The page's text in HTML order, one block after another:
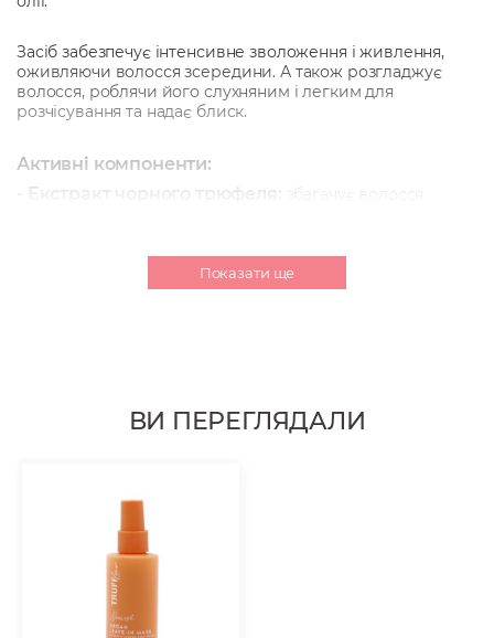
Засіб забезпечує інтенсивне зволоження і живлення,
оживляючи волосся зсередини. А також розгладжує
волосся, роблячи його слухняним і легким для
розчісування та надає блиск.
Активні компоненти:
- Екстракт чорного трюфеля:
- Арганова олія: живильна олія, яка покращує стан і
текстуру волосся.
розпиліть на вологе волосся, розчешіть та приступайте
Water/Aqua/Eau, Cyclopentasiloxane, Cetrimonium Chloride,
Показати ще
ВИ ПЕРЕГЛЯДАЛИ